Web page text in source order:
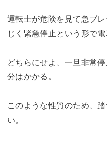
運転士が危険を見て急ブ
じく緊急停止という形で電
どちらにせよ、一旦非常
分はかかる。
このような性質のため、
い。